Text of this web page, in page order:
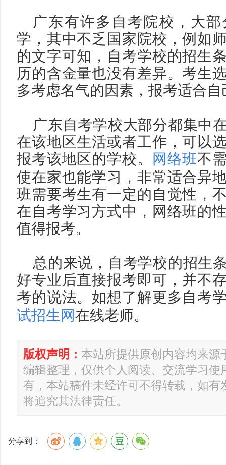
广东有许多自考院校，大
学，其中不乏国家院校，例如
的文字可知，自考学校的招生
历的含金量也没有差异。考生
多考虑名气的因素，报考适合
广东自考学校大部分都集中
在该地区生活或者工作，可以
报考该地区的学校。
网络班不
使在家也能学习，非常适合异
班需要考生有一定的自觉性，
在自考学习方式中，网络班的
值得报考。
总的来说，自考学校的招生
好专业后直接报考即可，并不
考的说法。如想了解更多自考
试招生网在线老师。
版权声明： 本站所提供原创内容均来源
编辑整理，仅供个人阅读、交流学习使
有，本站稿件未经许可不得转载，如有
将追究其法律责任。
分享到：